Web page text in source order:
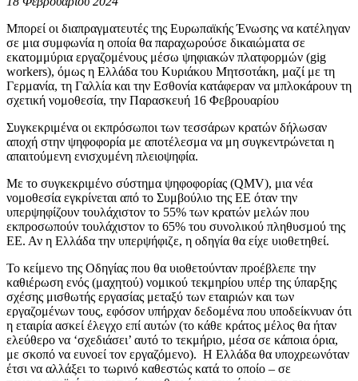
Μπορεί οι διαπραγματευτές της Ευρωπαϊκής Ένωσης να κατέληγαν
σε μια συμφωνία η οποία θα παραχωρούσε δικαιώματα σε
εκατομμύρια εργαζομένους μέσω ψηφιακών πλατφορμών (gig
workers), όμως η Ελλάδα του Κυριάκου Μητσοτάκη, μαζί με τη
Γερμανία, τη Γαλλία και την Εσθονία κατάφεραν να μπλοκάρουν τη
σχετική νομοθεσία, την Παρασκευή 16 Φεβρουαρίου
Συγκεκριμένα οι εκπρόσωποι των τεσσάρων κρατών δήλωσαν
αποχή στην ψηφοφορία με αποτέλεσμα να μη συγκεντρώνεται η
απαιτούμενη ενισχυμένη πλειοψηφία.
Με το συγκεκριμένο σύστημα ψηφοφορίας (QMV), μια νέα
νομοθεσία εγκρίνεται από το Συμβούλιο της ΕΕ όταν την
υπερψηφίζουν τουλάχιστον το 55% των κρατών μελών που
εκπροσωπούν τουλάχιστον το 65% του συνολικού πληθυσμού της
ΕΕ. Αν η Ελλάδα την υπερψήφιζε, η οδηγία θα είχε υιοθετηθεί.
Το κείμενο της Οδηγίας που θα υιοθετούνταν προέβλεπε την
καθιέρωση ενός (μαχητού) νομικού τεκμηρίου υπέρ της ύπαρξης
σχέσης μισθωτής εργασίας μεταξύ των εταιριών και των
εργαζομένων τους, εφόσον υπήρχαν δεδομένα που υποδείκνυαν ότι
η εταιρία ασκεί έλεγχο επί αυτών (το κάθε κράτος μέλος θα ήταν
ελεύθερο να ‘σχεδιάσει’ αυτό το τεκμήριο, μέσα σε κάποια όρια,
με σκοπό να ευνοεί τον εργαζόμενο). Η Ελλάδα θα υποχρεωνόταν
έτσι να αλλάξει το τωρινό καθεστώς κατά το οποίο – σε